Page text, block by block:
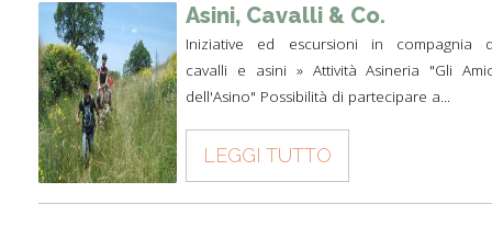
Asini, Cavalli & Co.
Iniziative ed escursioni in compagnia
cavalli e asini » Attività Asineria "Gli
dell'Asino" Possibilità di partecipare a...
LEGGI TUTTO